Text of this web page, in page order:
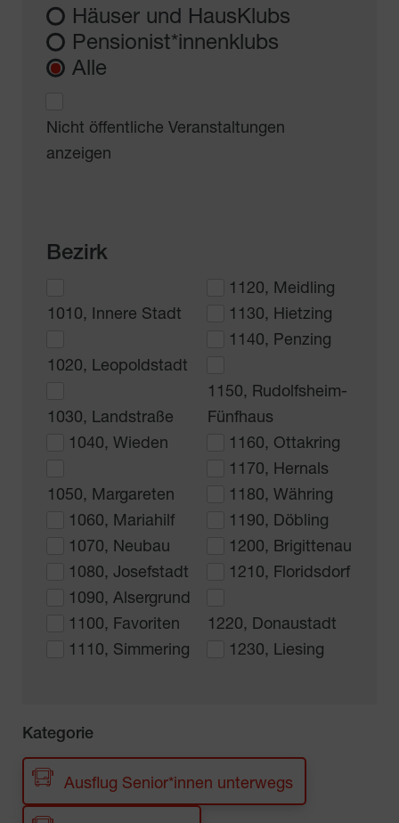
Häuser und HausKlubs
Pensionist*innenklubs
Alle
Nicht öffentliche Veranstaltungen
anzeigen
Bezirk
1010, Innere Stadt
1020, Leopoldstadt
1030, Landstraße
1040, Wieden
1050, Margareten
1060, Mariahilf
1070, Neubau
1080, Josefstadt
1090, Alsergrund
1100, Favoriten
1110, Simmering
1120, Meidling
1130, Hietzing
1140, Penzing
1150, Rudolfsheim-
Fünfhaus
1160, Ottakring
1170, Hernals
1180, Währing
1190, Döbling
1200, Brigittenau
1210, Floridsdorf
1220, Donaustadt
1230, Liesing
Kategorie
Ausflug Senior*innen unterwegs